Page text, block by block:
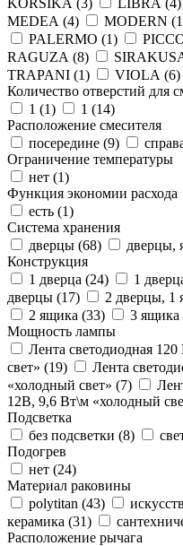
MEDEA (4) MODERN (
PALERMO (1)
RAGUZA (8)
TRAPANI (1) VIOLA (6)
Количество отверстий для
1 (1) 1 (14)
Расположение смесителя
посередине (9)
Ограничение температуры
нет (1)
Функция экономии расхода
есть (1)
Система хранения
дверцы (68) дверцы,
Конструкция
1 дверца (24) 1
дверцы (17) 2 дверцы, 1
2 ящика (33) 3 ящика
Мощность лампы
Лента светодиодная
свет» (19)
Лента
«холодный свет» (7)
12В, 9,6 Вт\м «холодный
Подсветка
без подсветки (8)
Подогрев
нет (24)
Материал раковины
polytitan (43)
керамика (31)
Расположение рычага